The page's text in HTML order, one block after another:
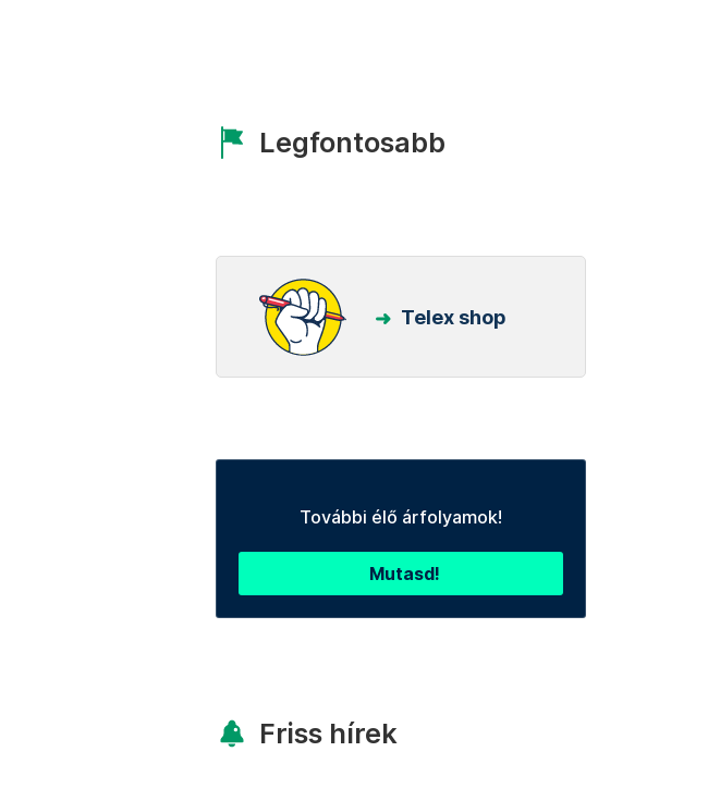
Legfontosabb
Telex shop
További élő árfolyamok!
Mutasd!
Friss hírek